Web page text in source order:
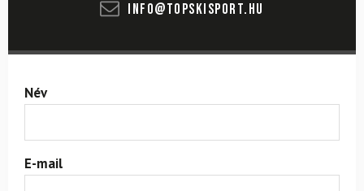
info@topskisport.hu
Név
E-mail